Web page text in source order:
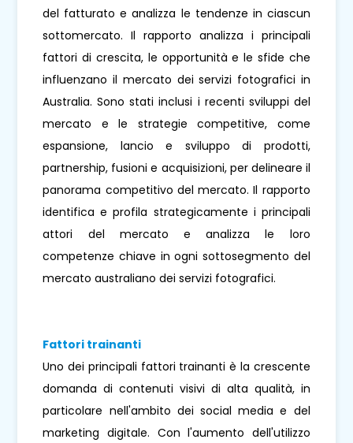
del fatturato e analizza le tendenze in ciascun
sottomercato. Il rapporto analizza i principali
fattori di crescita, le opportunità e le sfide che
influenzano il mercato dei servizi fotografici in
Australia. Sono stati inclusi i recenti sviluppi del
mercato e le strategie competitive, come
espansione, lancio e sviluppo di prodotti,
partnership, fusioni e acquisizioni, per delineare il
panorama competitivo del mercato. Il rapporto
identifica e profila strategicamente i principali
attori del mercato e analizza le loro
competenze chiave in ogni sottosegmento del
mercato australiano dei servizi fotografici.
Fattori trainanti
Uno dei principali fattori trainanti è la crescente
domanda di contenuti visivi di alta qualità, in
particolare nell'ambito dei social media e del
marketing digitale. Con l'aumento dell'utilizzo